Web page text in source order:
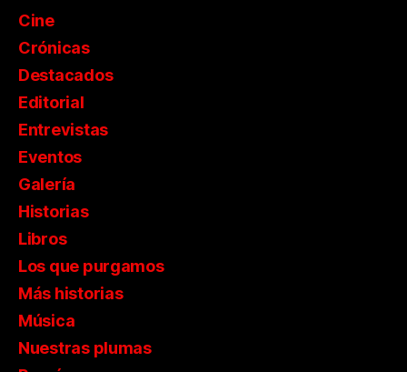
Cine
Crónicas
Destacados
Editorial
Entrevistas
Eventos
Galería
Historias
Libros
Los que purgamos
Más historias
Música
Nuestras plumas